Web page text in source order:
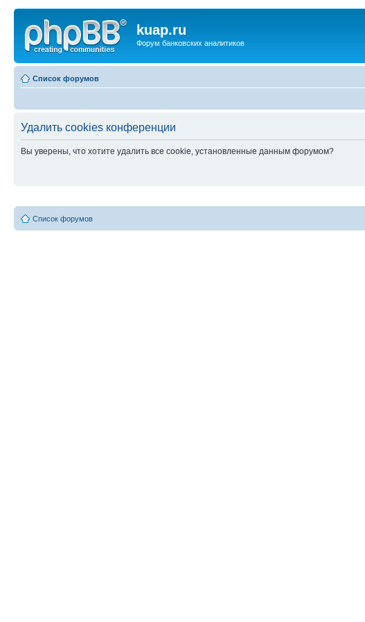
kuap.ru
Форум банковских аналитиков
Список форумов
Удалить cookies конференции
Вы уверены, что хотите удалить все cookie, установленные данным форумом?
Список форумов